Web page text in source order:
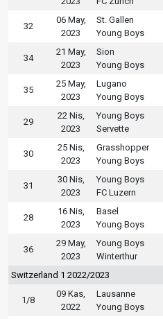
32
06 May,
2023
St. Gallen
Young Boys
34
21 May,
2023
Sion
Young Boys
35
25 May,
2023
Lugano
Young Boys
29
22 Nis,
2023
Young Boys
Servette
30
25 Nis,
2023
Grasshopper
Young Boys
31
30 Nis,
2023
Young Boys
FC Luzern
28
16 Nis,
2023
Basel
Young Boys
36
29 May,
2023
Young Boys
Winterthur
Switzerland 1 2022/2023
1/8
09 Kas,
2022
Lausanne
Young Boys